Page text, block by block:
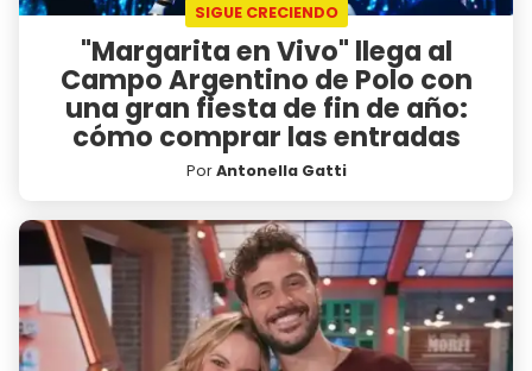
SIGUE CRECIENDO
"Margarita en Vivo" llega al
Campo Argentino de Polo con
una gran fiesta de fin de año:
cómo comprar las entradas
PorAntonella Gatti